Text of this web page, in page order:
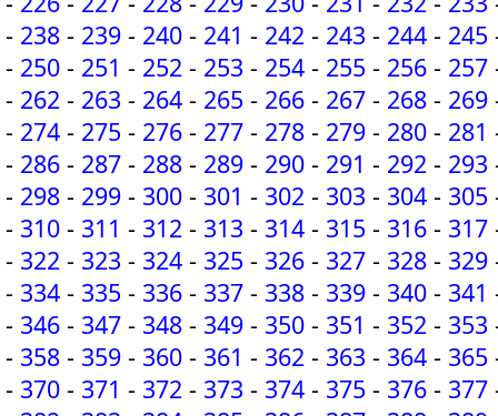
- 238 - 239 - 240 - 241 - 242 - 243 - 244 - 245
- 250 - 251 - 252 - 253 - 254 - 255 - 256 - 257
- 262 - 263 - 264 - 265 - 266 - 267 - 268 - 269
- 274 - 275 - 276 - 277 - 278 - 279 - 280 - 281
- 286 - 287 - 288 - 289 - 290 - 291 - 292 - 293
- 298 - 299 - 300 - 301 - 302 - 303 - 304 - 305
- 310 - 311 - 312 - 313 - 314 - 315 - 316 - 317
- 322 - 323 - 324 - 325 - 326 - 327 - 328 - 329
- 334 - 335 - 336 - 337 - 338 - 339 - 340 - 341
- 346 - 347 - 348 - 349 - 350 - 351 - 352 - 353
- 358 - 359 - 360 - 361 - 362 - 363 - 364 - 365
- 370 - 371 - 372 - 373 - 374 - 375 - 376 - 377